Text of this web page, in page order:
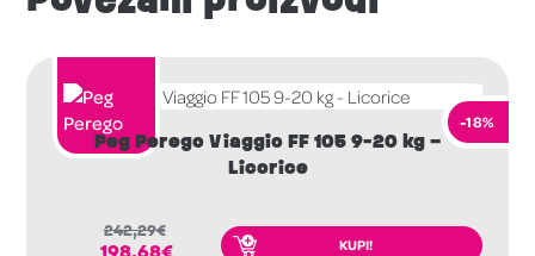
-18%
Peg Perego Viaggio FF 105 9-20 kg –
Licorice
242,29€
KUPI!